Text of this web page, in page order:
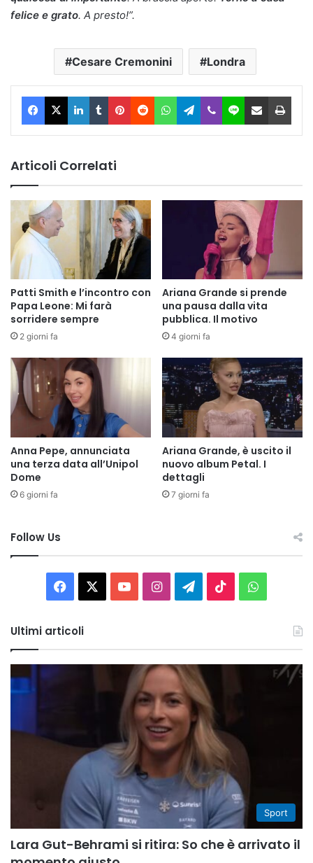
felice e grato. A presto!”.
Cesare Cremonini Londra
Facebook
X LinkedIn
TumblrPinterest
RedditWhatsAppTelegram
ViberLine Condividi via Email
Articoli Correlati
Patti Smith e l’incontro con
Papa Leone: Mi farà
sorridere sempre
2 giorni fa
Ariana Grande si prende
una pausa dalla vita
pubblica. Il motivo
4 giorni fa
Anna Pepe, annunciata
una terza data all’Unipol
Dome
6 giorni fa
Ariana Grande, è uscito il
nuovo album Petal. I
dettagli
7 giorni fa
Follow Us
Facebook You InstagramTelegram
TikTok
Ultimi articoli
Sport
Lara Gut-Behrami si ritira: So che è arrivato il